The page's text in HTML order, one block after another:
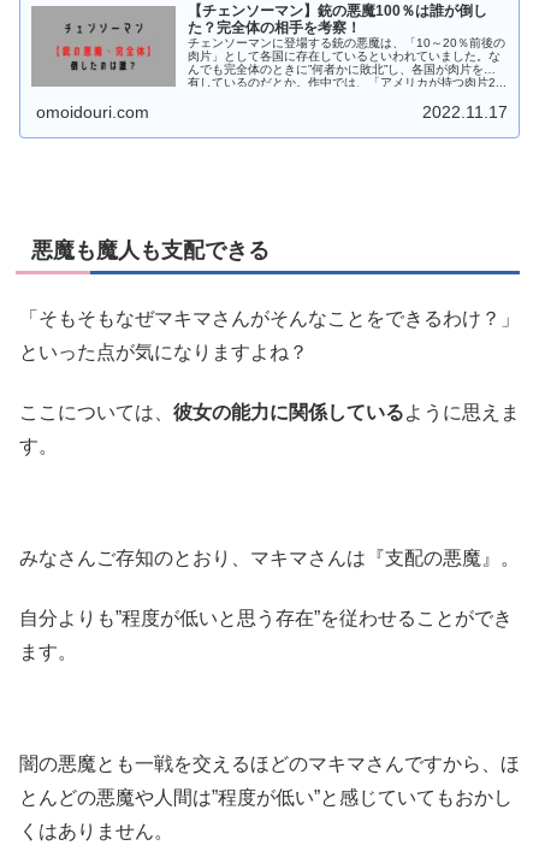
【チェンソーマン】銃の悪魔100％は誰が倒し
た？完全体の相手を考察！
チェンソーマンに登場する銃の悪魔は、「10～20％前後の
肉片」として各国に存在しているといわれていました。な
んでも完全体のときに”何者かに敗北”し、各国が肉片を保
有しているのだとか。作中では、「アメリカが持つ肉片2...
omoidouri.com 2022.11.17
悪魔も魔人も支配できる
「そもそもなぜマキマさんがそんなことをできるわけ？」
といった点が気になりますよね？
ここについては、 彼女の能力に関係しているように思えま
す。
みなさんご存知のとおり、マキマさんは『支配の悪魔』。
自分よりも”程度が低いと思う存在”を従わせることができ
ます。
闇の悪魔とも一戦を交えるほどのマキマさんですから、ほ
とんどの悪魔や人間は”程度が低い”と感じていてもおかし
くはありません。